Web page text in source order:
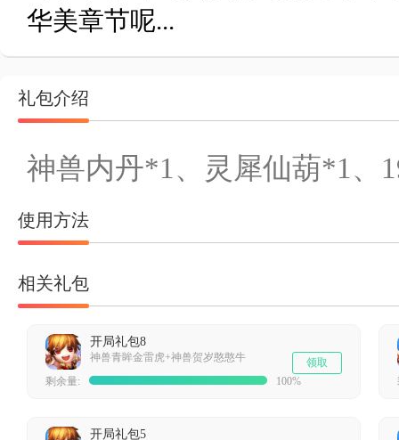
华美章节呢...
礼包介绍
神兽内丹*1、灵犀仙葫*1、
使用方法
相关礼包
开局礼包8
神兽青眸金雷虎+神兽贺岁憨憨牛
剩余量:
100%
领取
开局礼包5